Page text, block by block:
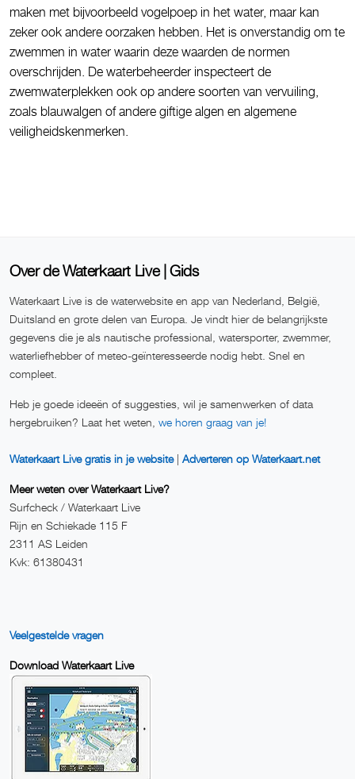
maken met bijvoorbeeld vogelpoep in het water, maar kan
zeker ook andere oorzaken hebben. Het is onverstandig om te
zwemmen in water waarin deze waarden de normen
overschrijden. De waterbeheerder inspecteert de
zwemwaterplekken ook op andere soorten van vervuiling,
zoals blauwalgen of andere giftige algen en algemene
veiligheidskenmerken.
Over de Waterkaart Live | Gids
Waterkaart Live is de waterwebsite en app van Nederland, België,
Duitsland en grote delen van Europa. Je vindt hier de belangrijkste
gegevens die je als nautische professional, watersporter, zwemmer,
waterliefhebber of meteo-geïnteresseerde nodig hebt. Snel en
compleet.
Heb je goede ideeën of suggesties, wil je samenwerken of data
hergebruiken? Laat het weten, we horen graag van je!
Waterkaart Live gratis in je website| Adverteren op Waterkaart.net
Meer weten over Waterkaart Live?
Surfcheck / Waterkaart Live
Rijn en Schiekade 115 F
2311 AS Leiden
Kvk: 61380431
Veelgestelde vragen
Download Waterkaart Live